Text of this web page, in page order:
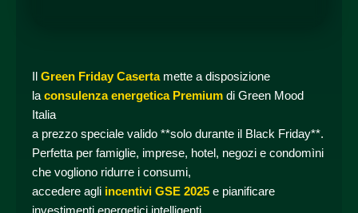
Green Friday Casertamette a disposizione
laconsulenza energetica Premium di Green Mood
Italia
a prezzo speciale valido **solo durante il Black Friday**.
Perfetta per famiglie, imprese, hotel, negozi e condomìni
che vogliono ridurre i consumi,
accedere agli incentivi GSE 2025 e pianificare